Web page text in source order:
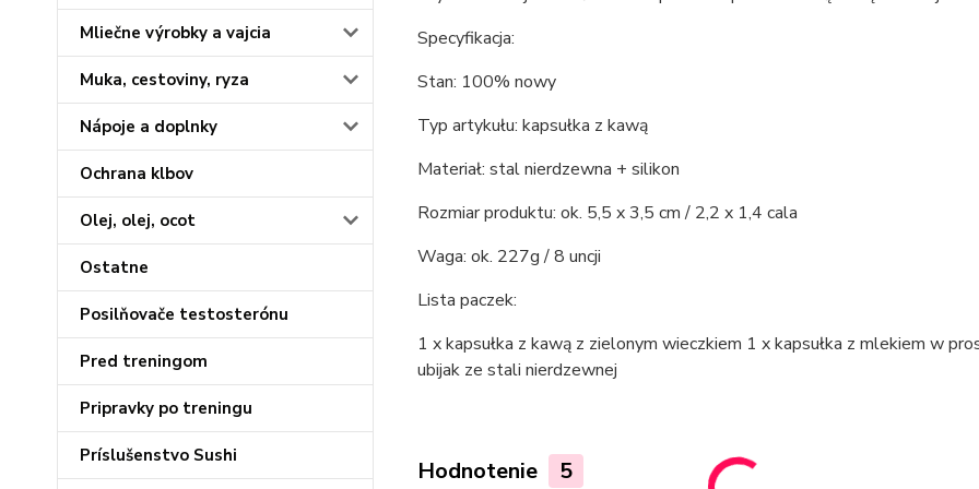
Mliečne výrobky a vajcia
Muka, cestoviny, ryza
Nápoje a doplnky
Ochrana klbov
Olej, olej, ocot
Ostatne
Posilňovače testosterónu
Pred treningom
Pripravky po treningu
Príslušenstvo Sushi
Specyfikacja:
Stan: 100% nowy
Typ artykułu: kapsułka z kawą
Materiał: stal nierdzewna + silikon
Rozmiar produktu: ok. 5,5 x 3,5 cm / 2,2 x 1,4 cala
Waga: ok. 227g / 8 uncji
Lista paczek:
1 x kapsułka z kawą z zielonym wieczkiem 1 x kapsułka z mlekiem w
ubijak ze stali nierdzewnej
Hodnotenie 5